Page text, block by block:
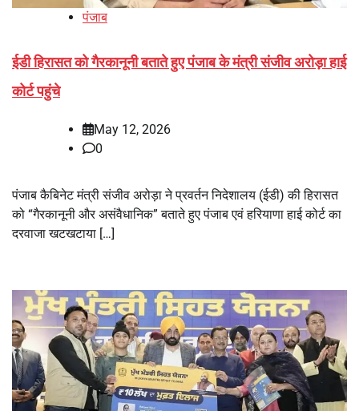
पंजाब
ईडी हिरासत को गैरकानूनी बताते हुए पंजाब के मंत्री संजीव अरोड़ा हाई
कोर्ट पहुंचे
May 12, 2026
0
पंजाब कैबिनेट मंत्री संजीव अरोड़ा ने प्रवर्तन निदेशालय (ईडी) की हिरासत
को “गैरकानूनी और असंवैधानिक” बताते हुए पंजाब एवं हरियाणा हाई कोर्ट का
दरवाजा खटखटाया […]